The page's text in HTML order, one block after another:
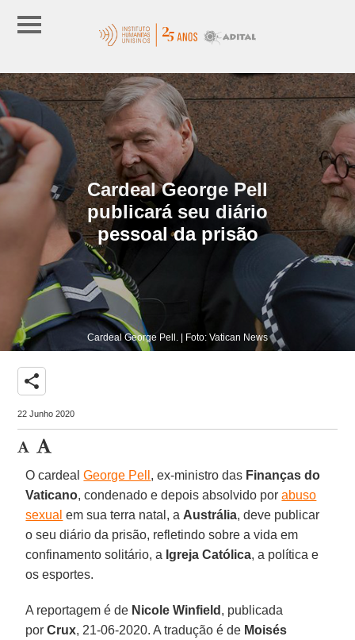
Cardeal George Pell
publicará seu diário
pessoal da prisão
Cardeal George Pell. | Foto: Vatican News
share
22 Junho 2020
O cardealGeorge Pell , ex-ministro das Finanças do
Vaticano, condenado e depois absolvido porabuso
sexual em sua terra natal, a Austrália, deve publicar
o seu diário da prisão, refletindo sobre a vida em
confinamento solitário, a Igreja Católica, a política e
os esportes.
A reportagem é de Nicole Winfield , publicada
porCrux, 21-06-2020. A tradução é de Moisés